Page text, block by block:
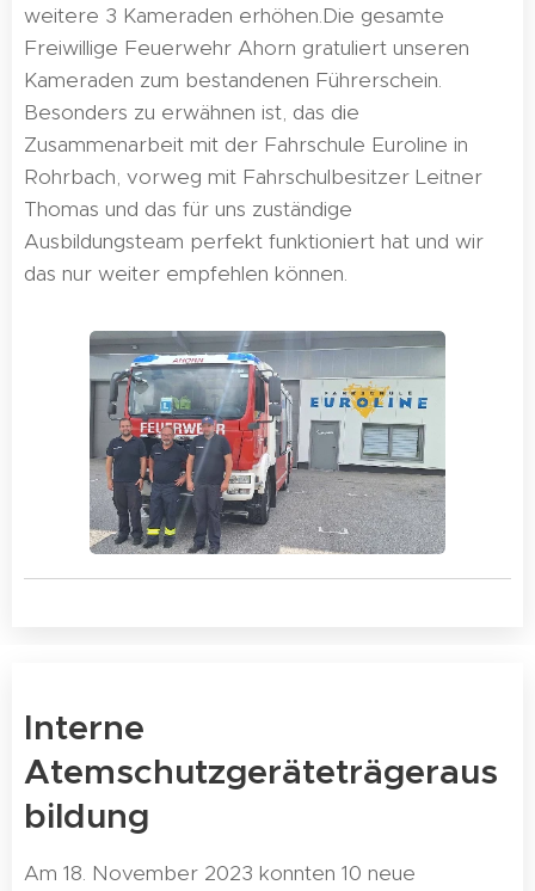
weitere 3 Kameraden erhöhen.Die gesamte
Freiwillige Feuerwehr Ahorn gratuliert unseren
Kameraden zum bestandenen Führerschein.
Besonders zu erwähnen ist, das die
Zusammenarbeit mit der Fahrschule Euroline in
Rohrbach, vorweg mit Fahrschulbesitzer Leitner
Thomas und das für uns zuständige
Ausbildungsteam perfekt funktioniert hat und wir
das nur weiter empfehlen können.
Interne
Atemschutzgeräteträgeraus
bildung
Am 18. November 2023 konnten 10 neue